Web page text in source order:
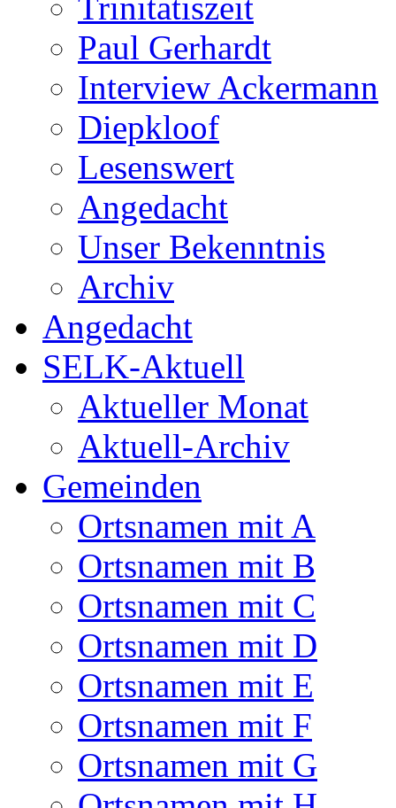
Paul Gerhardt
Interview Ackermann
Diepkloof
Lesenswert
Angedacht
Unser Bekenntnis
Archiv
Angedacht
SELK-Aktuell
Aktueller Monat
Aktuell-Archiv
Gemeinden
Ortsnamen mit A
Ortsnamen mit B
Ortsnamen mit C
Ortsnamen mit D
Ortsnamen mit E
Ortsnamen mit F
Ortsnamen mit G